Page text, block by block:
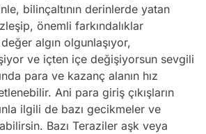
bilinçaltının derinlerde yatan
önemli farkındalıklar
algın olgunlaşıyor,
ve içten içe değişiyorsun sevgili
para ve kazanç alanın hız
Ani para giriş çıkışların
ilgili de bazı gecikmeler ve
Bazı Teraziler aşk veya